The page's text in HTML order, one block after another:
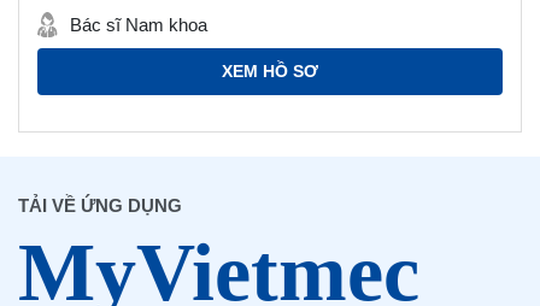
Bác sĩ Nam khoa
XEM HỒ SƠ
TẢI VỀ ỨNG DỤNG